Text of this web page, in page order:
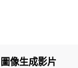
圖像生成影片